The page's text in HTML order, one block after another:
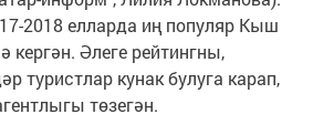
2018 елларда иң популяр Кыш
кергән. Әлеге рейтингны,
туристлар кунак булуга карап,
төзегән.